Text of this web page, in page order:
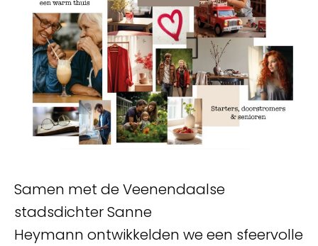
Samen met de Veenendaalse
stadsdichterSanne
Heymann ontwikkelden we een sfeervolle